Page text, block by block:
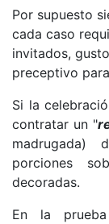
Por supuesto
cada caso
invitados,
preceptivo
Si la
contratar un "
madrugada)
porciones
decoradas.
En la